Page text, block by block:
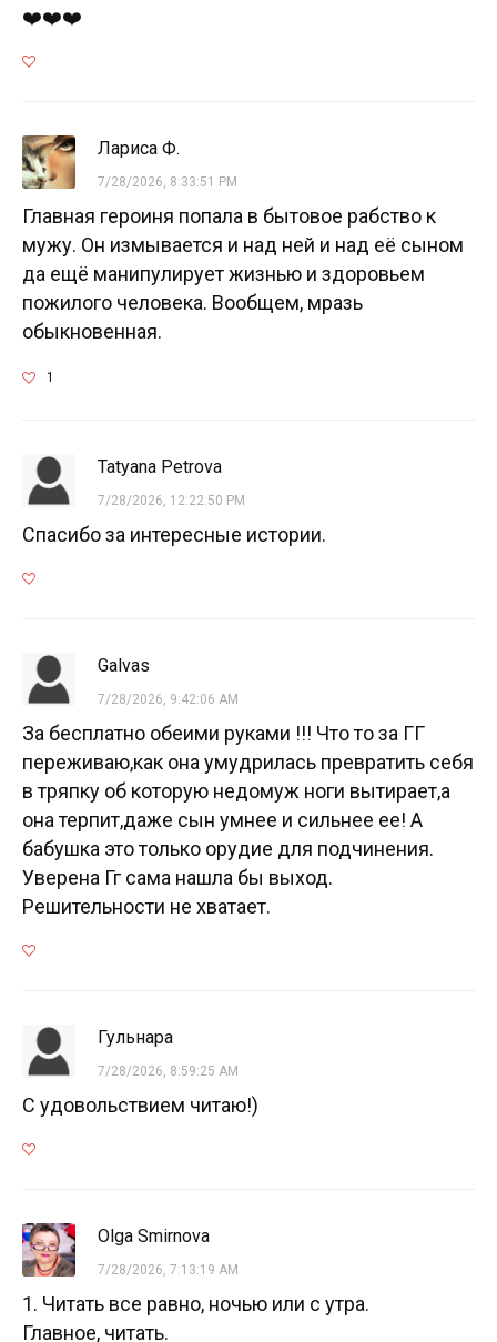
❤️❤️❤️
Лариса Ф.
7/28/2026, 8:33:51 PM
Главная героиня попала в бытовое рабство к
мужу. Он измывается и над ней и над её сыном
да ещё манипулирует жизнью и здоровьем
пожилого человека. Вообщем, мразь
обыкновенная.
1
Tatyana Petrova
7/28/2026, 12:22:50 PM
Спасибо за интересные истории.
Galvas
7/28/2026, 9:42:06 AM
За бесплатно обеими руками !!! Что то за ГГ
переживаю,как она умудрилась превратить себя
в тряпку об которую недомуж ноги вытирает,а
она терпит,даже сын умнее и сильнее ее! А
бабушка это только орудие для подчинения.
Уверена Гг сама нашла бы выход.
Решительности не хватает.
Гульнара
7/28/2026, 8:59:25 AM
С удовольствием читаю!)
Olga Smirnova
7/28/2026, 7:13:19 AM
1. Читать все равно, ночью или с утра.
Главное, читать.